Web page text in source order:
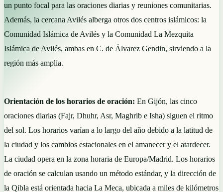
un punto focal para las oraciones diarias y reuniones comunitarias.
Además, la cercana Avilés alberga otros dos centros islámicos: la
Comunidad Islámica de Avilés y la Comunidad La Mezquita
Islámica de Avilés, ambas en C. de Álvarez Gendin, sirviendo a la
región más amplia.
Orientación de los horarios de oración: En Gijón, las cinco
oraciones diarias (Fajr, Dhuhr, Asr, Maghrib e Isha) siguen el ritmo
del sol. Los horarios varían a lo largo del año debido a la latitud de
la ciudad y los cambios estacionales en el amanecer y el atardecer.
La ciudad opera en la zona horaria de Europa/Madrid. Los horarios
de oración se calculan usando un método estándar, y la dirección de
la Qibla está orientada hacia La Meca, ubicada a miles de kilómetros